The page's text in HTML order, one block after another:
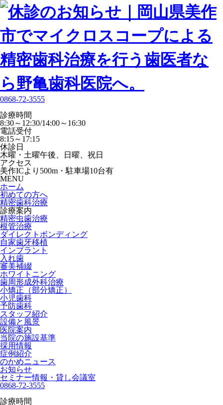
0868-72-3555
診療時間
8:30～12:30/14:00～16:30
電話受付
8:15～17:15
休診日
木曜・土曜午後、日曜、祝日
アクセス
美作ICより500m・駐車場10台有
MENU
ホーム
初めての方へ
精密歯科治療
診療案内
精密虫歯治療
根管治療
ダイレクトボンディング
自家歯牙移植
インプラント
入れ歯
審美補綴
ホワイトニング
歯周形成外科治療
小矯正（部分矯正）
小児歯科
予防歯科
スタッフ紹介
設備と風景
医院案内
当院の施設基準
採用情報
症例紹介
のかめニュース
お知らせ
セミナー情報・貸し会議室
0868-72-3555
診療時間